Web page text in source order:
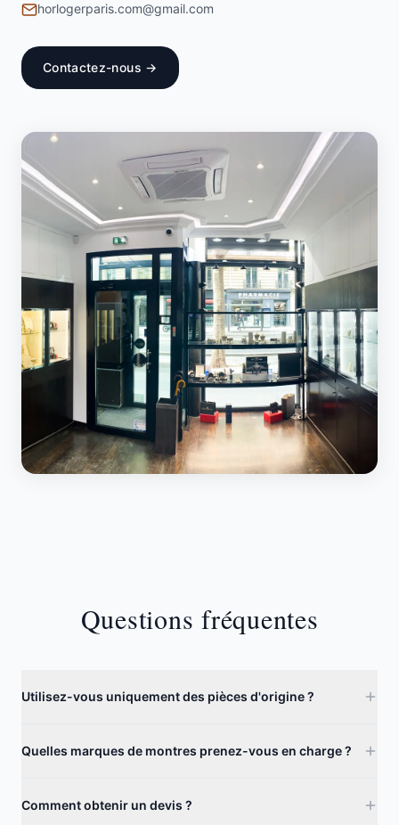
horlogerparis.com@gmail.com
Contactez-nous →
Questions fréquentes
Utilisez-vous uniquement des pièces d'origine ?
Quelles marques de montres prenez-vous en charge ?
Comment obtenir un devis ?